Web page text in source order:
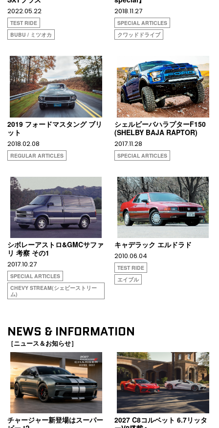
2022.05.22
TEST RIDE
BUBU / ミツオカ
2018.11.27
SPECIAL ARTICLES
クワッドドライブ
2019 フォードマスタング ブリ
ット
2018.02.08
REGULAR ARTICLES
シェルビーバハラプターF150
(SHELBY BAJA RAPTOR)
2017.11.28
SPECIAL ARTICLES
シボレーアストロ&GMCサファ
リ 考察 その1
2017.10.27
SPECIAL ARTICLES
CHEVY STREAM(シェビーストリー
ム)
キャデラック エルドラド
2010.06.04
TEST RIDE
エイブル
NEWS & INFORMATION
［ニュース＆お知らせ］
チャージャー新登場はスーパー
2027 C8コルベット 6.7リッタ